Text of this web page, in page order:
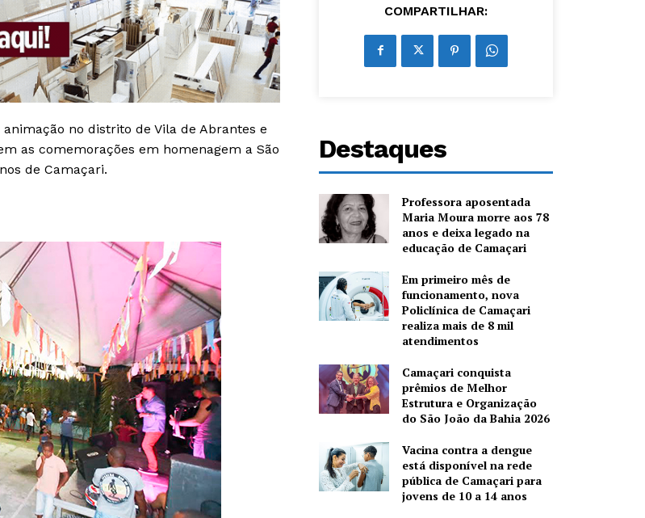
no distrito de Vila de Abrantes e
as comemorações em homenagem a São
de Camaçari.
COMPARTILHAR:
Destaques
Professora aposentada
Maria Moura morre aos 78
anos e deixa legado na
educação de Camaçari
Em primeiro mês de
funcionamento, nova
Policlínica de Camaçari
realiza mais de 8 mil
atendimentos
Camaçari conquista
prêmios de Melhor
Estrutura e Organização
do São João da Bahia 2026
Vacina contra a dengue
está disponível na rede
pública de Camaçari para
jovens de 10 a 14 anos